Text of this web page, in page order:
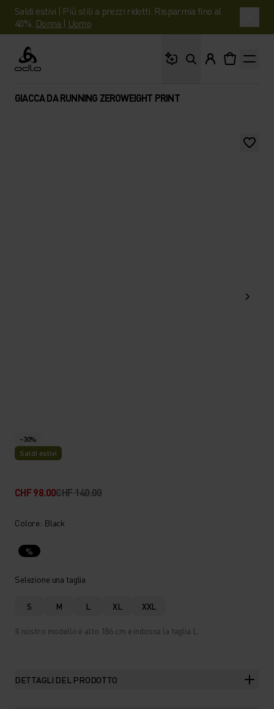
Saldi estivi | Più stili a prezzi ridotti. Risparmia fino al
40%. Donna | Uomo
Odlo
GIACCA DA RUNNING ZEROWEIGHT PRINT
-30%
Saldi estivi
CHF 98.00CHF 140.00
Colore: Black
%
Selezione una taglia
S M L XL XXL
Il nostro modello è alto 186 cm e indossa la taglia L.
DETTAGLI DEL PRODOTTO